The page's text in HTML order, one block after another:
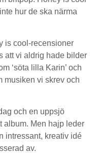
hur de ska närma
is cool-recensioner
att vi aldrig hade bilder
‘söta lilla Karin’ och
musiken vi skrev och
och en uppsjö
album. Men hajp leder
intressant, kreativ idé
av.